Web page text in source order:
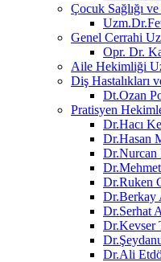
Çocuk Sağlığı
Genel Cerrahi
Opr. Dr.
Aile Hekimliği
Diş Hastalıkları
Dt.Ozan
Pratisyen
Dr.Hacı
Dr.Hasan
Dr.Nurcan
Dr.Ruken
Dr.Berkay
Dr.Serhat
Dr.Kevser
Dr.Ali